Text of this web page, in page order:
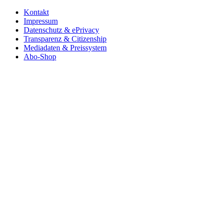
Kontakt
Impressum
Datenschutz & ePrivacy
Transparenz & Citizenship
Mediadaten & Preissystem
Abo-Shop